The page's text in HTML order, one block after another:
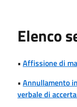
Elenco
• Affissione di
• Annullamento
verbale di